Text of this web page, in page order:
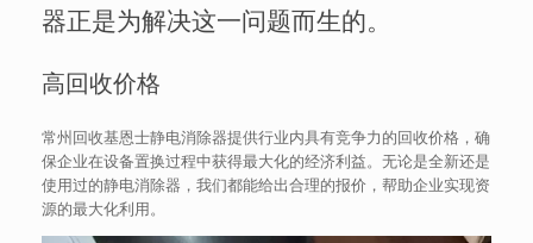
器正是为解决这一问题而生的。
高回收价格
常州回收基恩士静电消除器提供行业内具有竞争力的回收价格，确
保企业在设备置换过程中获得最大化的经济利益。无论是全新还是
使用过的静电消除器，我们都能给出合理的报价，帮助企业实现资
源的最大化利用。